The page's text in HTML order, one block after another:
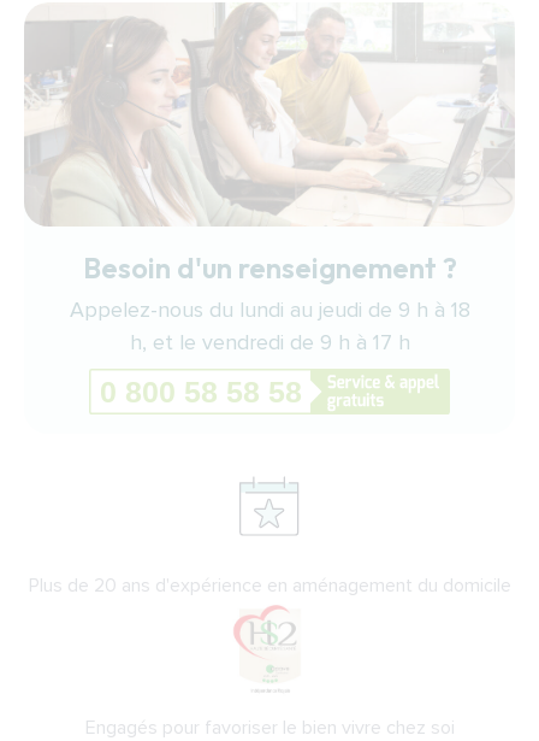
Besoin d'un renseignement ?
Appelez-nous du lundi au jeudi de 9 h à 18
h, et le vendredi de 9 h à 17 h
Plus de 20 ans d'expérience en aménagement du domicile
Engagés pour favoriser le bien vivre chez soi